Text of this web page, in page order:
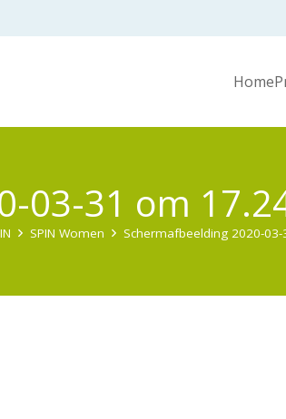
Home
03-31 om
SPIN Women Schermafbeelding 2020-